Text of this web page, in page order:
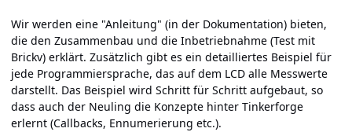
Wir werden eine "Anleitung" (in der Dokumentation) bieten,
die den Zusammenbau und die Inbetriebnahme (Test mit
Brickv) erklärt. Zusätzlich gibt es ein detailliertes Beispiel für
jede Programmiersprache, das auf dem LCD alle Messwerte
darstellt. Das Beispiel wird Schritt für Schritt aufgebaut, so
dass auch der Neuling die Konzepte hinter Tinkerforge
erlernt (Callbacks, Ennumerierung etc.).